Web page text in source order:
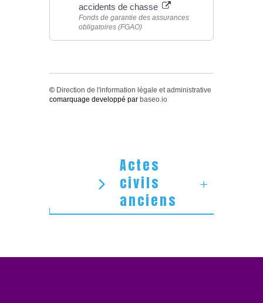
accidents de chasse
Fonds de garantie des assurances
obligatoires (FGAO)
© Direction de l'information légale et administrative
comarquage developpé par baseo.io
Actes
civils
anciens